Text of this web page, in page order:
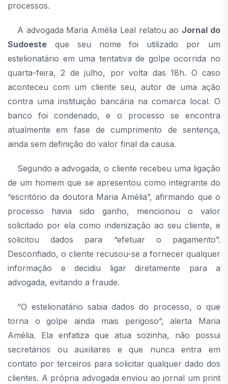
processos.
A advogada Maria Amélia Leal relatou ao Jornal do
Sudoeste que seu nome foi utilizado por um
estelionatário em uma tentativa de golpe ocorrida no
quarta-feira, 2 de julho, por volta das 18h. O caso
aconteceu com um cliente seu, autor de uma ação
contra uma instituição bancária na comarca local. O
banco foi condenado, e o processo se encontra
atualmente em fase de cumprimento de sentença,
ainda sem definição do valor final da causa.
Segundo a advogada, o cliente recebeu uma ligação
de um homem que se apresentou como integrante do
“escritório da doutora Maria Amélia”, afirmando que o
processo havia sido ganho, mencionou o valor
solicitado por ela como indenização ao seu cliente, e
solicitou dados para “efetuar o pagamento”.
Desconfiado, o cliente recusou-se a fornecer qualquer
informação e decidiu ligar diretamente para a
advogada, evitando a fraude.
“O estelionatário sabia dados do processo, o que
torna o golpe ainda mais perigoso”, alerta Maria
Amélia. Ela enfatiza que atua sozinha, não possui
secretários ou auxiliares e que nunca entra em
contato por terceiros para solicitar qualquer dado dos
clientes. A própria advogada enviou ao jornal um print